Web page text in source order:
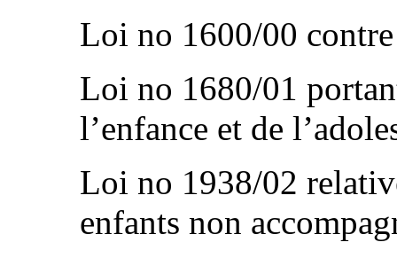
Loi no 1600/00
Loi no 1680/01
l’enfance et de
Loi no 1938/02
enfants non